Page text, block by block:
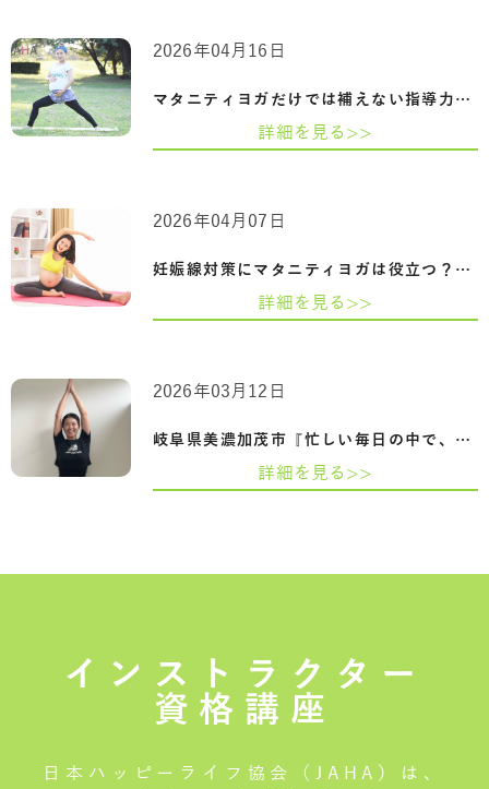
マタニティヨガだけでは補えない指導力｜…
2026年04月16日
詳細を見る>>
妊娠線対策にマタニティヨガは役立つ？原…
2026年04月07日
詳細を見る>>
岐阜県美濃加茂市『忙しい毎日の中で、心…
2026年03月12日
詳細を見る>>
インストラクター
資格講座
日本ハッピーライフ協会（JAHA）は、